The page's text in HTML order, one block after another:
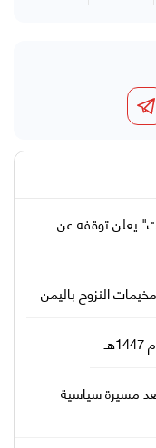
يعلن توقفه عن
النزوح باليمن
مسيرة سياسية